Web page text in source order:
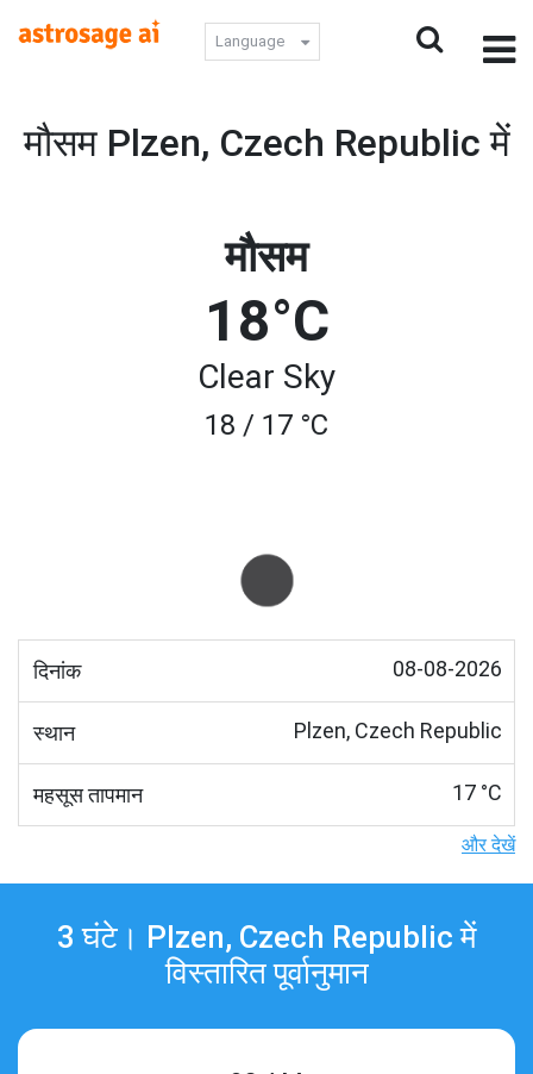
Language
मौसम Plzen, Czech Republic में
मौसम
18°C
Clear Sky
18 / 17 °C
दिनांक 08-08-2026
स्थान Plzen, Czech Republic
महसूस तापमान 17 °C
और देखें
3 घंटे। Plzen, Czech Republic में
विस्तारित पूर्वानुमान